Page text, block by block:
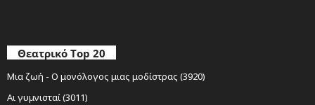
Θεατρικό Top 20
Μια ζωή - Ο μονόλογος μιας μοδίστρας (3920)
Αι γυμνισταί (3011)